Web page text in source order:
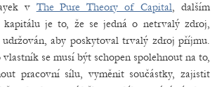
v The Pure Theory of Capital, dalším
kapitálu je to, že se jedná o netrvalý zdroj,
aby poskytoval trvalý zdroj příjmu.
vlastník se musí být schopen spolehnout na to,
pracovní sílu, vyměnit součástky, zajistit